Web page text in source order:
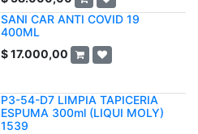
SANI CAR ANTI COVID 19
400ML
$17.000,00
P3-54-D7 LIMPIA TAPICERIA
ESPUMA 300ml (LIQUI MOLY)
1539